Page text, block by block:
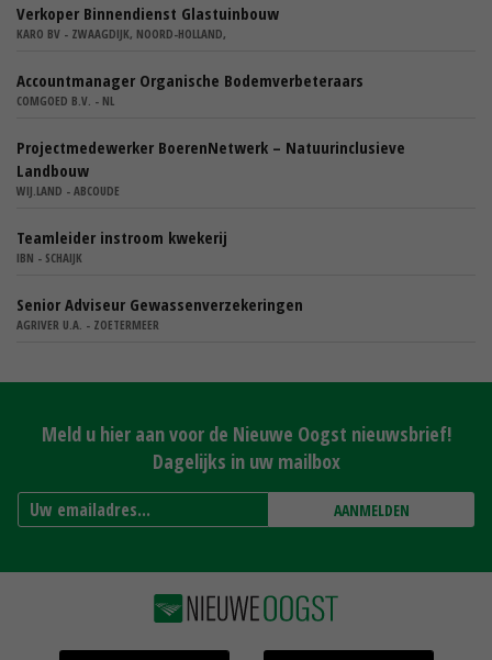
Verkoper Binnendienst Glastuinbouw
KARO BV - ZWAAGDIJK, NOORD-HOLLAND,
Accountmanager Organische Bodemverbeteraars
COMGOED B.V. - NL
Projectmedewerker BoerenNetwerk – Natuurinclusieve
Landbouw
WIJ.LAND - ABCOUDE
Teamleider instroom kwekerij
IBN - SCHAIJK
Senior Adviseur Gewassenverzekeringen
AGRIVER U.A. - ZOETERMEER
Meld u hier aan voor de Nieuwe Oogst nieuwsbrief!
Dagelijks in uw mailbox
AANMELDEN